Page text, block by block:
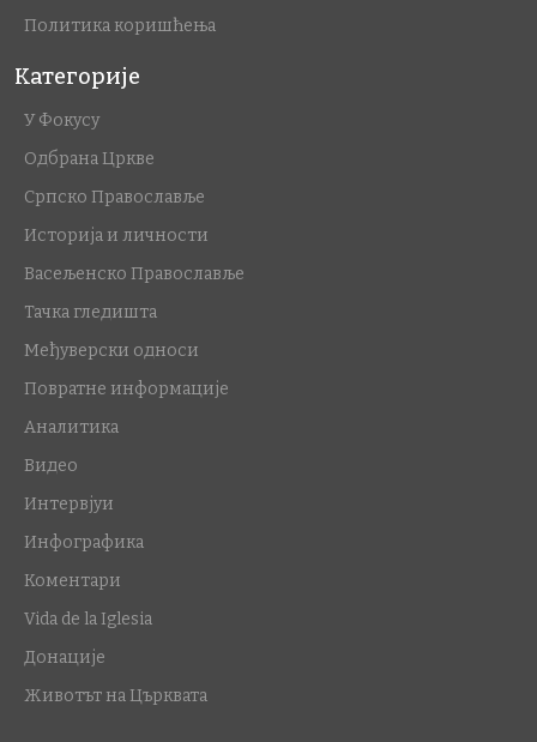
Политика коришћења
Категорије
У Фокусу
Одбрана Цркве
Српско Православље
Историја и личности
Васељенско Православље
Тачка гледишта
Међуверски односи
Повратне информације
Аналитика
Видео
Интервјуи
Инфографика
Коментари
Vida de la Iglesia
Донације
Животът на Църквата